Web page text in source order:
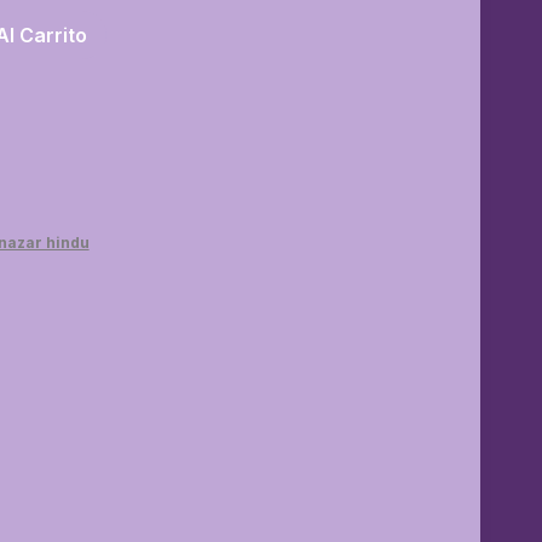
Carrito
hindu